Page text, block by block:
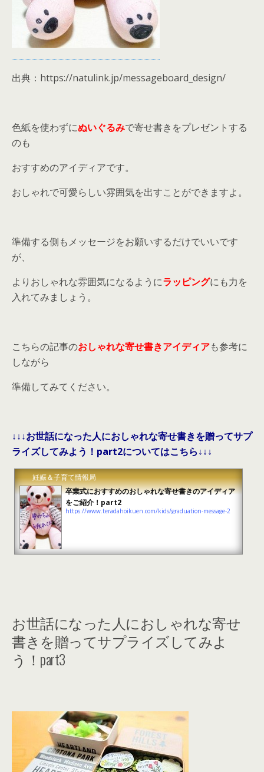
出典：https://natulink.jp/messageboard_design/
色紙を使わずにぬいぐるみで寄せ書きをプレゼントする
のも
おすすめのアイディアです。
おしゃれで可愛らしい雰囲気を出すことができますよ。
準備する側もメッセージをお願いするだけでいいです
が、
よりおしゃれな雰囲気になるようにラッピングにも力を
入れてみましょう。
こちらの記事のおしゃれな寄せ書きアイディアも参考に
しながら
準備してみてください。
↓↓↓お世話になった人におしゃれな寄せ書きを贈ってサプ
ライズしてみよう！part2についてはこちら↓↓↓
妊娠＆子育て情報局
卒業式におすすめのおしゃれな寄せ書きのアイディア
をご紹介！part2
https://www.teradahoikuen.com/kids/graduation-message-2
お世話になった人におしゃれな寄せ
書きを贈ってサプライズしてみよ
う！part3